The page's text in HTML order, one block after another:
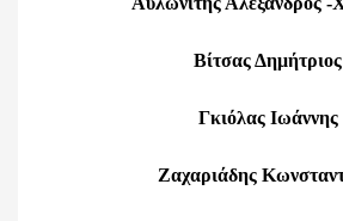
Βίτσας Δημήτριος
Γκιόλας Ιωάννης
Ζαχαριάδης